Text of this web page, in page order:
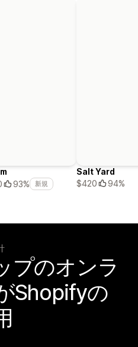
93% 新規
Salt Yard
$420
94%
プのオンラ
Shopifyの